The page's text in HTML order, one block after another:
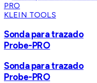
KLEIN TOOLS
Sonda para trazado
Probe-PRO
Sonda para trazado
Probe-PRO